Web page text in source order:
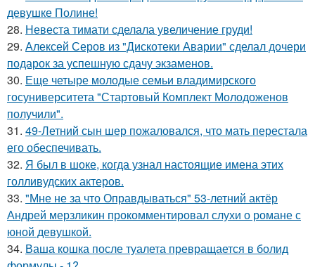
девушке Полине!
28. Невеста тимати сделала увеличение груди!
29. Алексей Серов из "Дискотеки Аварии" сделал дочери
подарок за успешную сдачу экзаменов.
30. Еще четыре молодые семьи владимирского
госуниверситета "Стартовый Комплект Молодоженов
получили".
31. 49-Летний сын шер пожаловался, что мать перестала
его обеспечивать.
32. Я был в шоке, когда узнал настоящие имена этих
голливудских актеров.
33. "Мне не за что Оправдываться" 53-летний актёр
Андрей мерзликин прокомментировал слухи о романе с
юной девушкой.
34. Ваша кошка после туалета превращается в болид